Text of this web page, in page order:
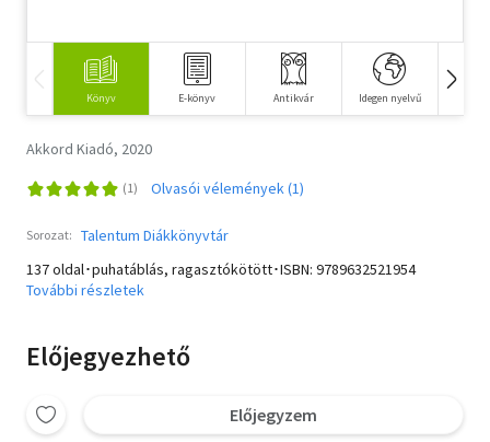
Könyv E-könyv Antikvár Idegen nyelvű
Akkord Kiadó, 2020
Olvasói vélemények (1)
Sorozat: Talentum Diákkönyvtár
137 oldal･puhatáblás, ragasztókötött･ISBN: 9789632521954
További részletek
Előjegyezhető
Előjegyzem